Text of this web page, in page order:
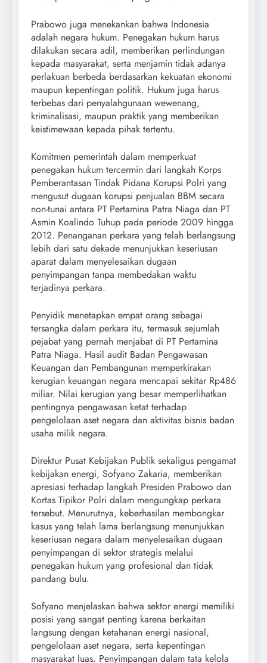
Prabowo juga menekankan bahwa Indonesia
adalah negara hukum. Penegakan hukum harus
dilakukan secara adil, memberikan perlindungan
kepada masyarakat, serta menjamin tidak adanya
perlakuan berbeda berdasarkan kekuatan ekonomi
maupun kepentingan politik. Hukum juga harus
terbebas dari penyalahgunaan wewenang,
kriminalisasi, maupun praktik yang memberikan
keistimewaan kepada pihak tertentu.
Komitmen pemerintah dalam memperkuat
penegakan hukum tercermin dari langkah Korps
Pemberantasan Tindak Pidana Korupsi Polri yang
mengusut dugaan korupsi penjualan BBM secara
non-tunai antara PT Pertamina Patra Niaga dan PT
Asmin Koalindo Tuhup pada periode 2009 hingga
2012. Penanganan perkara yang telah berlangsung
lebih dari satu dekade menunjukkan keseriusan
aparat dalam menyelesaikan dugaan
penyimpangan tanpa membedakan waktu
terjadinya perkara.
Penyidik menetapkan empat orang sebagai
tersangka dalam perkara itu, termasuk sejumlah
pejabat yang pernah menjabat di PT Pertamina
Patra Niaga. Hasil audit Badan Pengawasan
Keuangan dan Pembangunan memperkirakan
kerugian keuangan negara mencapai sekitar Rp486
miliar. Nilai kerugian yang besar memperlihatkan
pentingnya pengawasan ketat terhadap
pengelolaan aset negara dan aktivitas bisnis badan
usaha milik negara.
Direktur Pusat Kebijakan Publik sekaligus pengamat
kebijakan energi, Sofyano Zakaria, memberikan
apresiasi terhadap langkah Presiden Prabowo dan
Kortas Tipikor Polri dalam mengungkap perkara
tersebut. Menurutnya, keberhasilan membongkar
kasus yang telah lama berlangsung menunjukkan
keseriusan negara dalam menyelesaikan dugaan
penyimpangan di sektor strategis melalui
penegakan hukum yang profesional dan tidak
pandang bulu.
Sofyano menjelaskan bahwa sektor energi memiliki
posisi yang sangat penting karena berkaitan
langsung dengan ketahanan energi nasional,
pengelolaan aset negara, serta kepentingan
masyarakat luas. Penyimpangan dalam tata kelola